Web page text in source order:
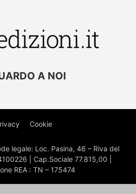
A NOI
Cookie
legale: Loc. Pasina, 46 – Riva del
| Cap.Sociale 77.815,00 |
REA : TN – 175474